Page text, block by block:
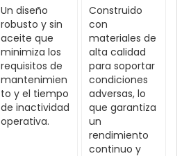
Un diseño
robusto y sin
aceite que
minimiza los
requisitos de
mantenimien
to y el tiempo
de inactividad
operativa.
Construido
con
materiales de
alta calidad
para soportar
condiciones
adversas, lo
que garantiza
un
rendimiento
continuo y